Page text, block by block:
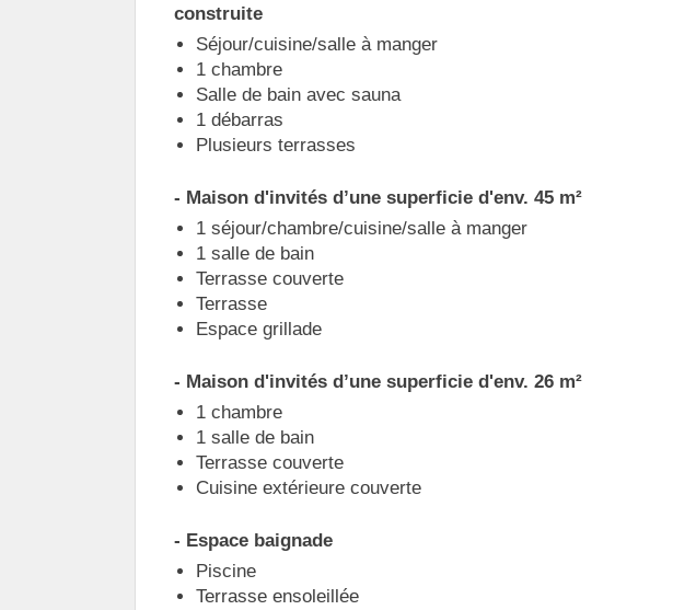
construite
Séjour/cuisine/salle à manger
1 chambre
Salle de bain avec sauna
1 débarras
Plusieurs terrasses
- Maison d'invités d’une superficie d'env. 45 m²
1 séjour/chambre/cuisine/salle à manger
1 salle de bain
Terrasse couverte
Terrasse
Espace grillade
- Maison d'invités d’une superficie d'env. 26 m²
1 chambre
1 salle de bain
Terrasse couverte
Cuisine extérieure couverte
- Espace baignade
Piscine
Terrasse ensoleillée